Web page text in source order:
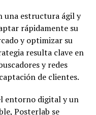
una estructura ágil y
rápidamente su
y optimizar su
resulta clave en
y redes
de clientes.
entorno digital y un
Posterlab se